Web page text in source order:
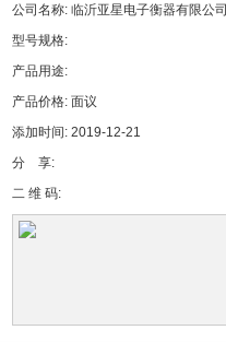
公司名称: 临沂亚星电子衡器有限公司
型号规格:
产品用途:
产品价格: 面议
添加时间: 2019-12-21
分 享:
二 维 码: